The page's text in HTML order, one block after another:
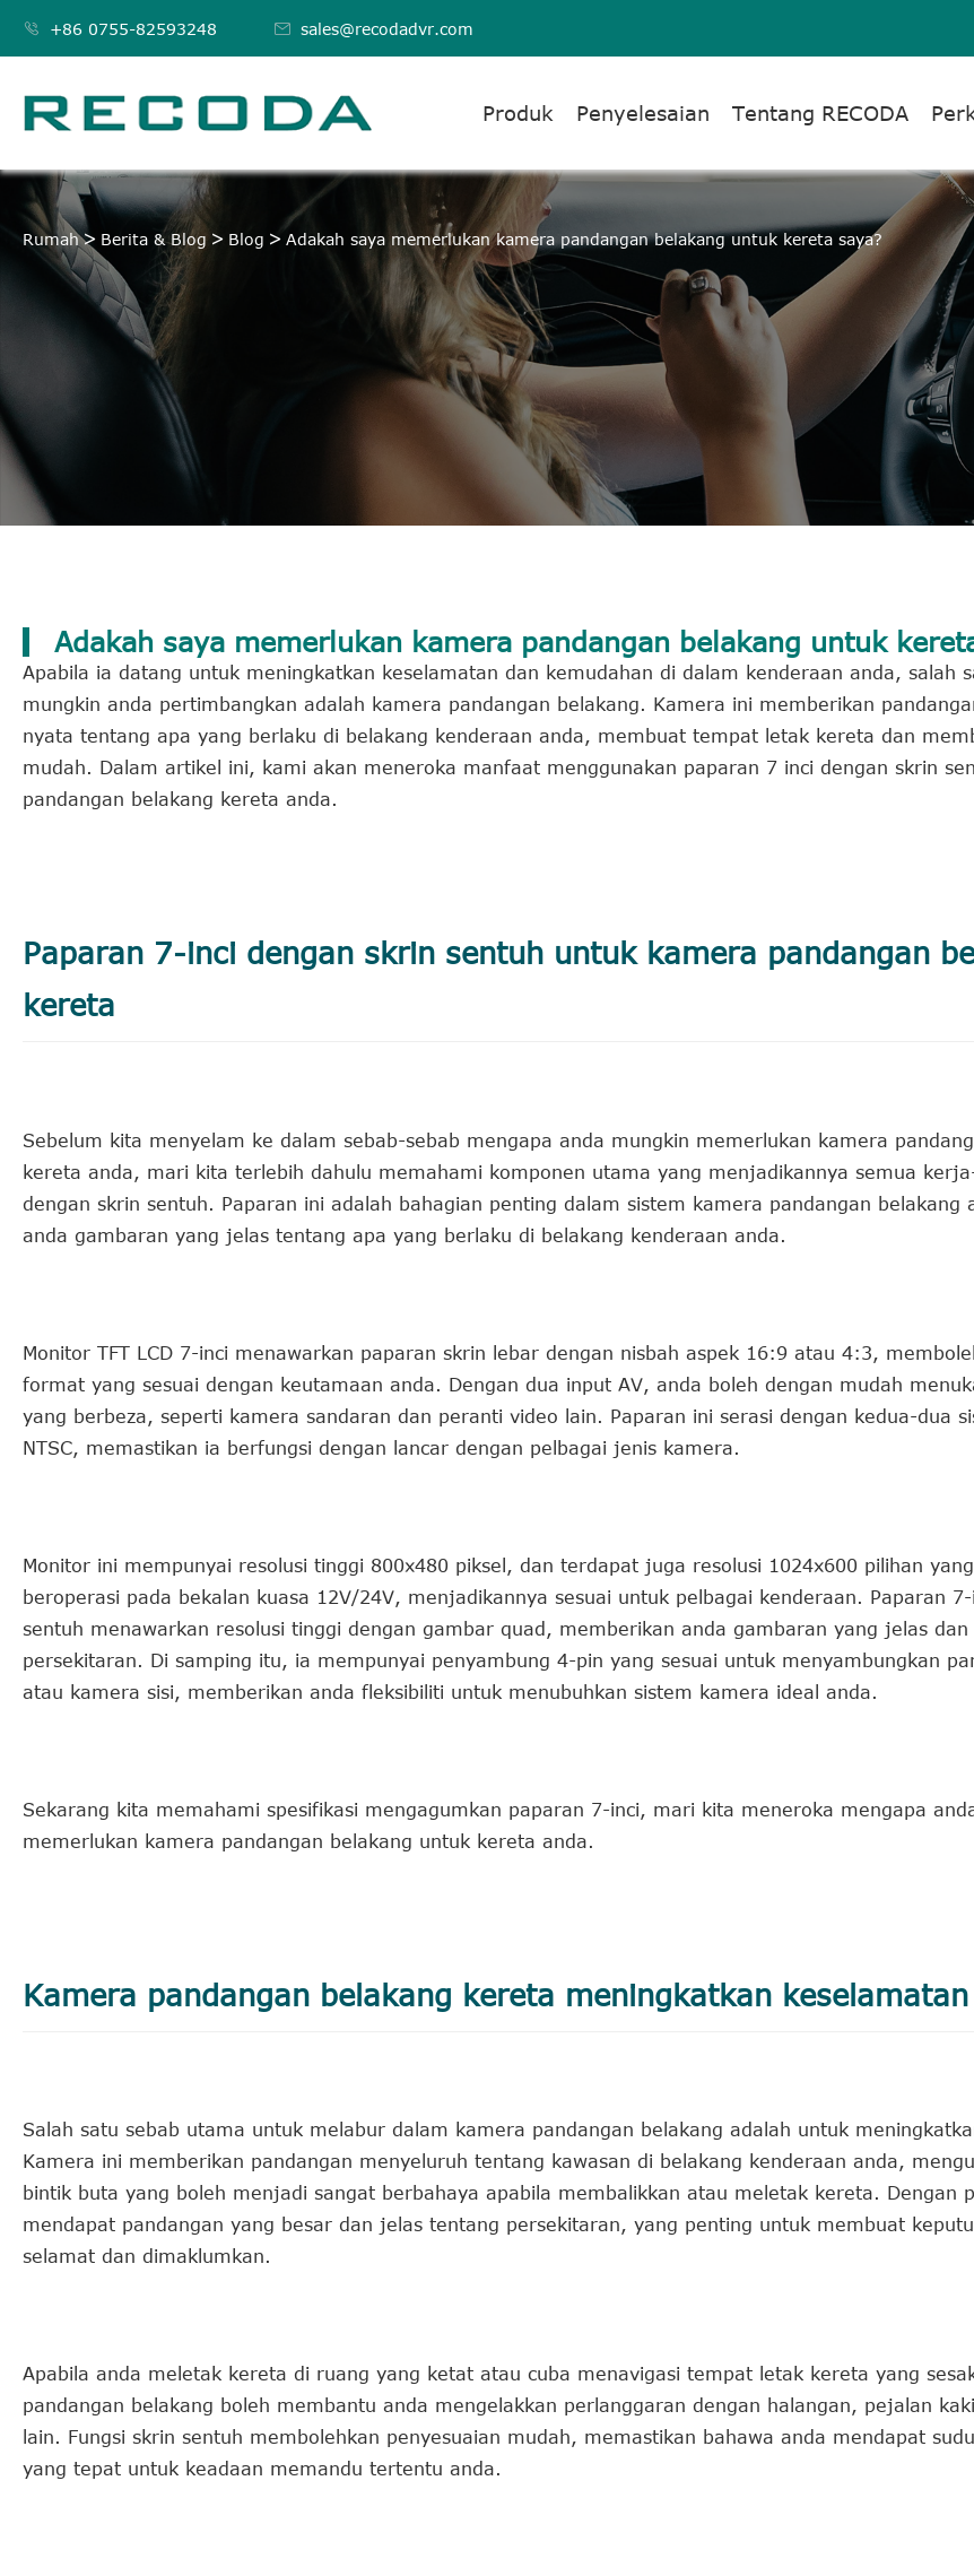
 +86 0755-82593248  sales@recodadvr.com
Produk Penyelesaian Tentang RECODA
Rumah Berita & Blog Blog Adakah saya memerlukan kamera pandangan belakang untuk kereta saya?
Adakah saya memerlukan kamera pandangan belakang untuk
Apabila ia datang untuk meningkatkan keselamatan dan kemudahan di dalam kenderaan anda, salah
mungkin anda pertimbangkan adalah kamera pandangan belakang. Kamera ini memberikan
nyata tentang apa yang berlaku di belakang kenderaan anda, membuat tempat letak kereta dan
mudah. Dalam artikel ini, kami akan meneroka manfaat menggunakan paparan 7 inci dengan skrin
pandangan belakang kereta anda.
Paparan 7-inci dengan skrin sentuh untuk kamera pandangan
kereta
Sebelum kita menyelam ke dalam sebab-sebab mengapa anda mungkin memerlukan kamera
kereta anda, mari kita terlebih dahulu memahami komponen utama yang menjadikannya semua
dengan skrin sentuh. Paparan ini adalah bahagian penting dalam sistem kamera pandangan belakang
anda gambaran yang jelas tentang apa yang berlaku di belakang kenderaan anda.
Monitor TFT LCD 7-inci menawarkan paparan skrin lebar dengan nisbah aspek 16:9 atau 4:3,
format yang sesuai dengan keutamaan anda. Dengan dua input AV, anda boleh dengan mudah
yang berbeza, seperti kamera sandaran dan peranti video lain. Paparan ini serasi dengan kedua-dua
NTSC, memastikan ia berfungsi dengan lancar dengan pelbagai jenis kamera.
Monitor ini mempunyai resolusi tinggi 800x480 piksel, dan terdapat juga resolusi 1024x600 pilihan
beroperasi pada bekalan kuasa 12V/24V, menjadikannya sesuai untuk pelbagai kenderaan. Paparan
sentuh menawarkan resolusi tinggi dengan gambar quad, memberikan anda gambaran yang jelas
persekitaran. Di samping itu, ia mempunyai penyambung 4-pin yang sesuai untuk menyambungkan
atau kamera sisi, memberikan anda fleksibiliti untuk menubuhkan sistem kamera ideal anda.
Sekarang kita memahami spesifikasi mengagumkan paparan 7-inci, mari kita meneroka mengapa
memerlukan kamera pandangan belakang untuk kereta anda.
Kamera pandangan belakang kereta meningkatkan keselamatan
Salah satu sebab utama untuk melabur dalam kamera pandangan belakang adalah untuk
Kamera ini memberikan pandangan menyeluruh tentang kawasan di belakang kenderaan anda,
bintik buta yang boleh menjadi sangat berbahaya apabila membalikkan atau meletak kereta. Dengan
mendapat pandangan yang besar dan jelas tentang persekitaran, yang penting untuk membuat
selamat dan dimaklumkan.
Apabila anda meletak kereta di ruang yang ketat atau cuba menavigasi tempat letak kereta yang
pandangan belakang boleh membantu anda mengelakkan perlanggaran dengan halangan, pejalan
lain. Fungsi skrin sentuh membolehkan penyesuaian mudah, memastikan bahawa anda mendapat
yang tepat untuk keadaan memandu tertentu anda.